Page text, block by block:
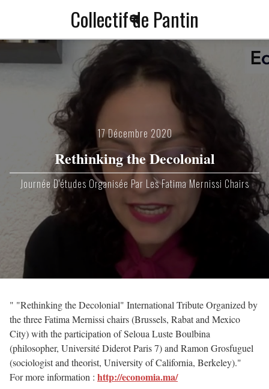
a
Collectif de Pantin
f
17 Décembre 2020
Rethinking the Decolonial
Journée D'études Organisée Par Les Fatima Mernissi Chairs
" "Rethinking the Decolonial" International Tribute Organized by
the three Fatima Mernissi chairs (Brussels, Rabat and Mexico
City) with the participation of Seloua Luste Boulbina
(philosopher, Université Diderot Paris 7) and Ramon Grosfuguel
(sociologist and theorist, University of California, Berkeley)."
For more information : http://economia.ma/